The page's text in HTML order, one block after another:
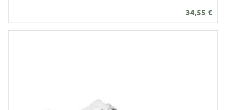
34,55 €